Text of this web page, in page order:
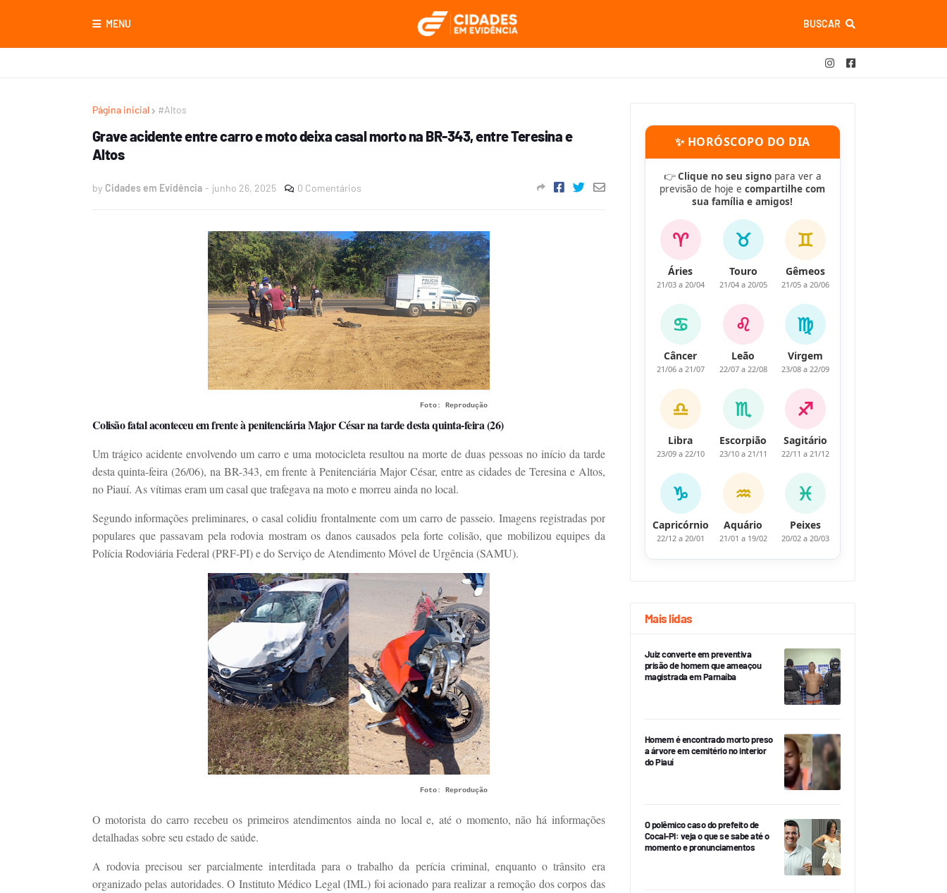
MENU BUSCAR
Página inicial #Altos
Grave acidente entre carro e moto deixa casal morto na BR-343, entre Teresina e
Altos
by Cidades em Evidência - junho 26, 2025 0 Comentários
Foto: Reprodução
Colisão fatal aconteceu em frente à penitenciária Major César na tarde desta quinta-feira (26)
Um trágico acidente envolvendo um carro e uma motocicleta resultou na morte de duas pessoas no início da tarde
desta quinta-feira (26/06), na BR-343, em frente à Penitenciária Major César, entre as cidades de Teresina e Altos,
no Piauí. As vítimas eram um casal que trafegava na moto e morreu ainda no local.
Segundo informações preliminares, o casal colidiu frontalmente com um carro de passeio. Imagens registradas por
populares que passavam pela rodovia mostram os danos causados pela forte colisão, que mobilizou equipes da
Polícia Rodoviária Federal (PRF-PI) e do Serviço de Atendimento Móvel de Urgência (SAMU).
Foto: Reprodução
O motorista do carro recebeu os primeiros atendimentos ainda no local e, até o momento, não há informações
detalhadas sobre seu estado de saúde.
A rodovia precisou ser parcialmente interditada para o trabalho da perícia criminal, enquanto o trânsito era
organizado pelas autoridades. O Instituto Médico Legal (IML) foi acionado para realizar a remoção dos corpos das
✨ HORÓSCOPO DO DIA
👉Clique no seu signopara ver a
previsão de hoje e compartilhe com
sua família e amigos!
♈
Áries
21/03 a 20/04
♉
Touro
21/04 a 20/05
♊
Gêmeos
21/05 a 20/06
♋
Câncer
21/06 a 21/07
♌
Leão
22/07 a 22/08
♍
Virgem
23/08 a 22/09
♎
Libra
23/09 a 22/10
♏
Escorpião
23/10 a 21/11
♐
Sagitário
22/11 a 21/12
♑
Capricórnio
22/12 a 20/01
♒
Aquário
21/01 a 19/02
♓
Peixes
20/02 a 20/03
Mais lidas
Juiz converte em preventiva
prisão de homem que ameaçou
magistrada em Parnaíba
Homem é encontrado morto preso
a árvore em cemitério no interior
do Piauí
O polêmico caso do prefeito de
Cocal-PI: veja o que se sabe até o
momento e pronunciamentos